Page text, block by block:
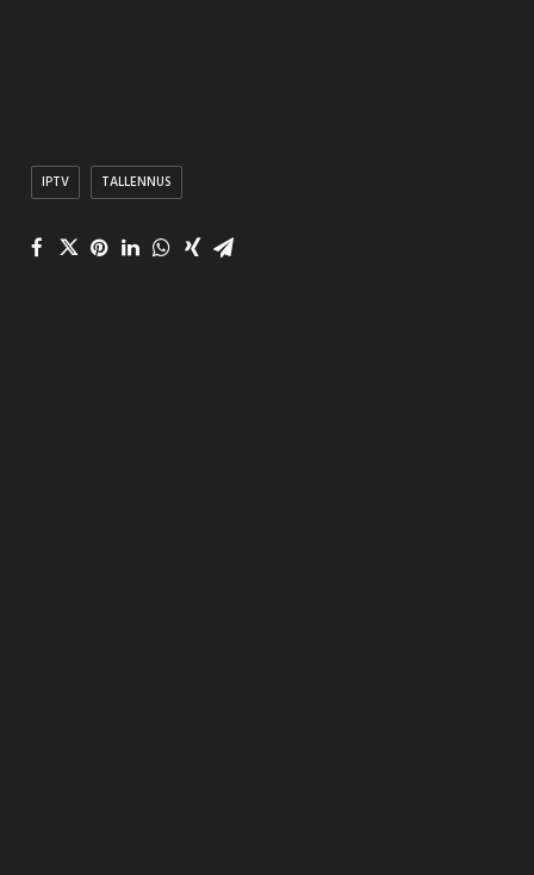
IPTV TALLENNUS